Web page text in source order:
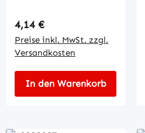
Regulärer Preis:
4,14 €
Preise inkl. MwSt. zzgl.
Versandkosten
In den Warenkorb